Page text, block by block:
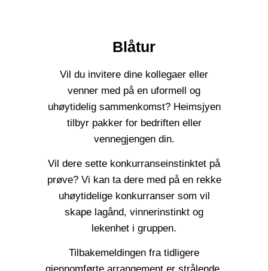
Blåtur
Vil du invitere dine kollegaer eller
venner med på en uformell og
uhøytidelig sammenkomst? Heimsjyen
tilbyr pakker for bedriften eller
vennegjengen din.
Vil dere sette konkurranseinstinktet på
prøve? Vi kan ta dere med på en rekke
uhøytidelige konkurranser som vil
skape lagånd, vinnerinstinkt og
lekenhet i gruppen.
Tilbakemeldingen fra tidligere